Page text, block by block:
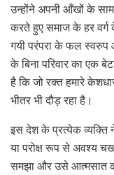
उन्होंने अपनी आँखों के
करते हुए समाज के हर वर्ग
गयी परंपरा के फल स्वरुप
के बिना परिवार का एक
है कि जो रक्त हमारे
भीतर भी दौड़ रहा है।
इस देश के प्रत्येक व्यक्ति
या परोक्ष रूप से अवश्य
समझा और उसे आत्मसात